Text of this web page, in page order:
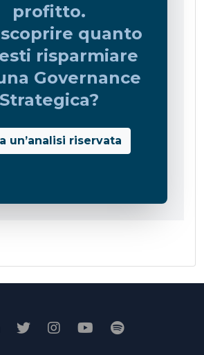
profitto.
quanto
risparmiare
Governance
Strategica?
un’analisi riservata